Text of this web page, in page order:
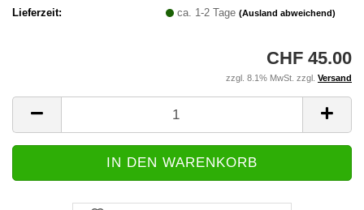
Lieferzeit:
ca. 1-2 Tage(Ausland abweichend)
CHF 45.00
zzgl. 8.1% MwSt. zzgl. Versand